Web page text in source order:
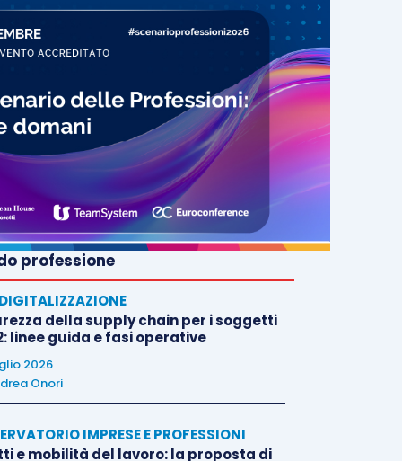
professione
della supply chain per i soggetti
linee guida e fasi operative
2026
Onori
IMPRESE E PROFESSIONI
e mobilità del lavoro: la proposta di